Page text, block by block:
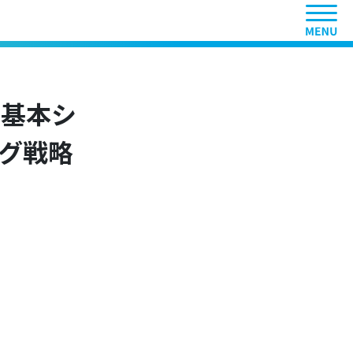
ヘッ
本シ
戦略